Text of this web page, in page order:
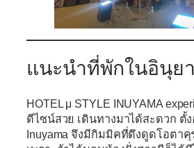
แนะนำที่พักในอินุย
HOTEL μ STYLE INUYAMA
ดีไซน์สวย เดินทางมาได้สะดวก ตั้
Inuyama จึงมีกิมมิคที่ดึงดูดโอตา